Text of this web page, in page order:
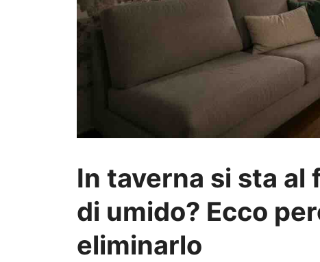
In taverna si sta al
di umido? Ecco
eliminarlo